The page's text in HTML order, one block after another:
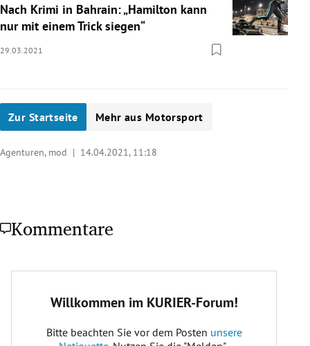
Nach Krimi in Bahrain: „Hamilton kann
nur mit einem Trick siegen“
29.03.2021
Zur Startseite Mehr aus Motorsport
Agenturen, mod | 14.04.2021, 11:18
Kommentare